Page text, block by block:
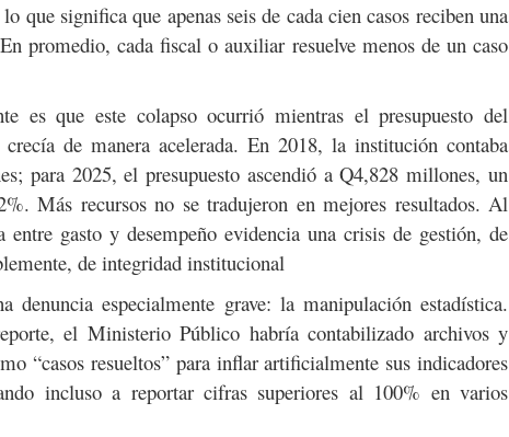
que significa que apenas seis de cada cien casos reciben una
promedio, cada fiscal o auxiliar resuelve menos de un caso
es que este colapso ocurrió mientras el presupuesto del
de manera acelerada. En 2018, la institución contaba
para 2025, el presupuesto ascendió a Q4,828 millones, un
Más recursos no se tradujeron en mejores resultados. Al
entre gasto y desempeño evidencia una crisis de gestión, de
de integridad institucional
denuncia especialmente grave: la manipulación estadística.
el Ministerio Público habría contabilizado archivos y
“casos resueltos” para inflar artificialmente sus indicadores
incluso a reportar cifras superiores al 100% en varios